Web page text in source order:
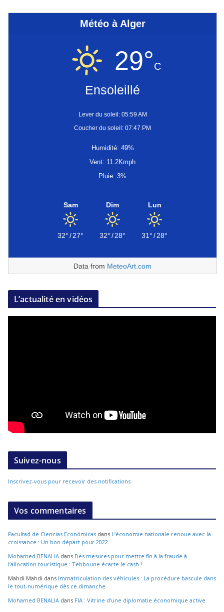
Météo à Alger
29°C
Ensoleillé
Lever du soleil: 05:59 AM
Coucher du soleil: 07:47 PM
Humidité: 49%
Vent: 11.2Kmph
Pluie: 3%
Sam
32°/27°
Dim
32°/28°
Lun
31°/28°
Data from MeteoArt.com
L’actualité en vidéos
Suivez-nous
Inscrivez-vous pour recevoir des notifications
Vos commentaires
Facultad de Ciencias Económicas dans L’économie nationale renoue avec la
croissance : Un bon départ pour 2022
Mohamed BENALIA dans Des mesures pour mettre fin à la fraude à
l’allocation touristique : Tebboune écarte le cash !
Mahdi Mahdi dans Immatriculation des véhicules : La procédure bascule dans
le tout-numérique dès ce dimanche
Mohamed BENALIA dans FIA : Vitrine d’une diplomatie économique active